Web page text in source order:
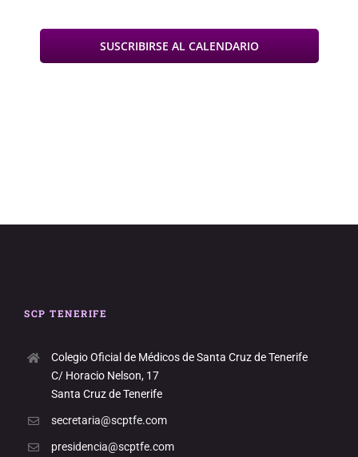
SUSCRIBIRSE AL CALENDARIO
SCP TENERIFE
Colegio Oficial de Médicos de Santa Cruz de Tenerife
C/ Horacio Nelson, 17
Santa Cruz de Tenerife
secretaria@scptfe.com
presidencia@scptfe.com